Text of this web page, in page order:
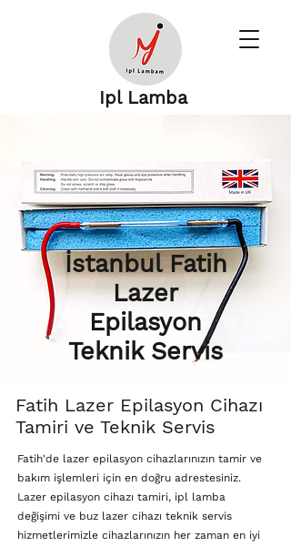
Ipl Lamba
İstanbul Fatih
Lazer
Epilasyon
Teknik Servis
Fatih Lazer Epilasyon Cihazı
Tamiri ve Teknik Servis
Fatih'de lazer epilasyon cihazlarınızın tamir ve
bakım işlemleri için en doğru adrestesiniz.
Lazer epilasyon cihazı tamiri, ipl lamba
değişimi ve buz lazer cihazı teknik servis
hizmetlerimizle cihazlarınızın her zaman en iyi